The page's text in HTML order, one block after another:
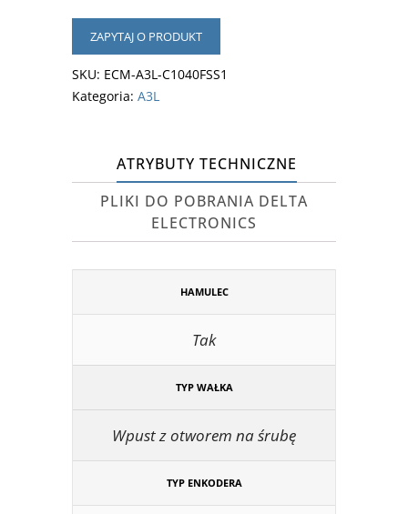
ZAPYTAJ O PRODUKT
SKU: ECM-A3L-C1040FSS1
Kategoria: A3L
ATRYBUTY TECHNICZNE
PLIKI DO POBRANIA DELTA
ELECTRONICS
HAMULEC
Tak
TYP WAŁKA
Wpust z otworem na śrubę
TYP ENKODERA